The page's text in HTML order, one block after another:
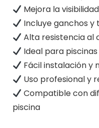
Mejora la
Incluye ganchos
Alta resistencia al
Ideal para
Fácil instalación y
Uso profesional y
Compatible con
piscina